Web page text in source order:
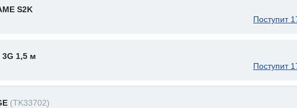
S2K
Поступит
1,5 м
Поступит
(TK33702)